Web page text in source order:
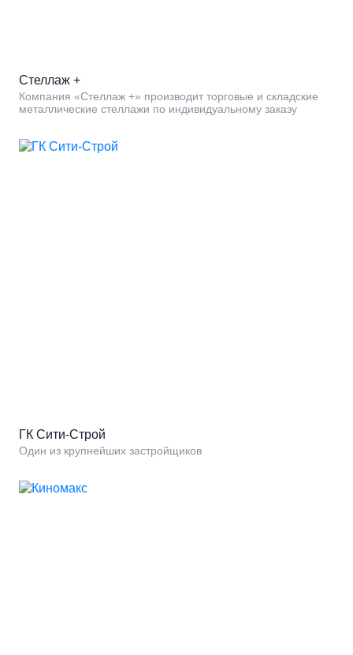
Стеллаж +
Компания «Стеллаж +» производит торговые и складские
металлические стеллажи по индивидуальному заказу
ГК Сити-Строй
Один из крупнейших застройщиков